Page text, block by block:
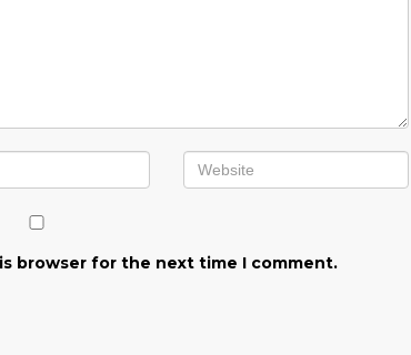
browser for the next time I comment.